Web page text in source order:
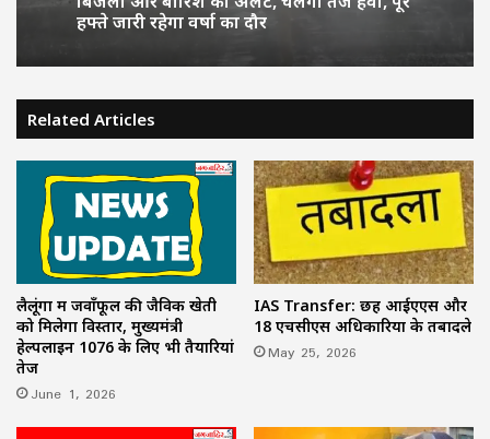
हफ्ते जारी रहेगा वर्षा का दौर
Related Articles
लैलूंगा में जवाँफूल की जैविक खेती
को मिलेगा विस्तार, मुख्यमंत्री
हेल्पलाइन 1076 के लिए भी तैयारियां
तेज
June 1, 2026
IAS Transfer: छह आईएएस और
18 एचसीएस अधिकारियों के तबादले
May 25, 2026